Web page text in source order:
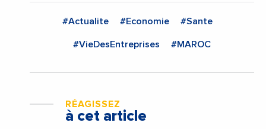
#Actualite #Economie #Sante
#VieDesEntreprises #MAROC
RÉAGISSEZ
à cet article